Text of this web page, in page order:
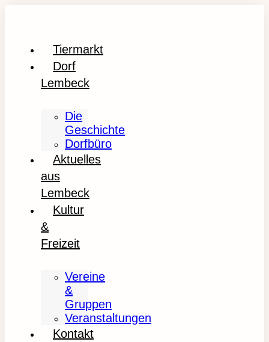
Tiermarkt
Dorf
Lembeck
Die
Geschichte
Dorfbüro
Aktuelles
aus
Lembeck
Kultur
&
Freizeit
Vereine
&
Gruppen
Veranstaltungen
Kontakt